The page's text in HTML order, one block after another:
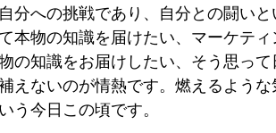
分への挑戦であり、自分との闘いと
本物の知識を届けたい、マーケティ
の知識をお届けしたい、そう思っ
えないのが情熱です。燃えるような
う今日この頃です。